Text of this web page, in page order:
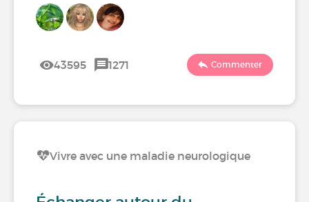
43595 1271 Commenter
Vivre avec une maladie neurologique